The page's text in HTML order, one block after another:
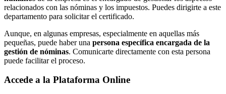
relacionados con las nóminas y los impuestos. Puedes dirigirte a este
departamento para solicitar el certificado.
Aunque, en algunas empresas, especialmente en aquellas más
pequeñas, puede haber una persona específica encargada de la
gestión de nóminas. Comunicarte directamente con esta persona
puede facilitar el proceso.
Accede a la Plataforma Online